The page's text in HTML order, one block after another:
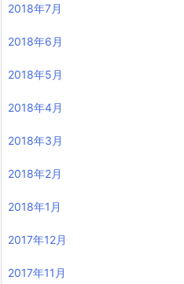
2018年7月
2018年6月
2018年5月
2018年4月
2018年3月
2018年2月
2018年1月
2017年12月
2017年11月